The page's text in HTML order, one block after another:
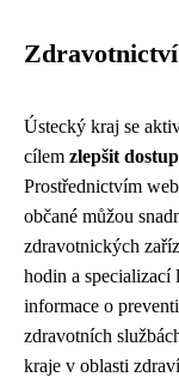
Ústecký kraj se
cílem zlepšit
Prostřednictvím
občané můžou
zdravotnických
hodin a specializací
informace o
zdravotních
kraje v oblasti